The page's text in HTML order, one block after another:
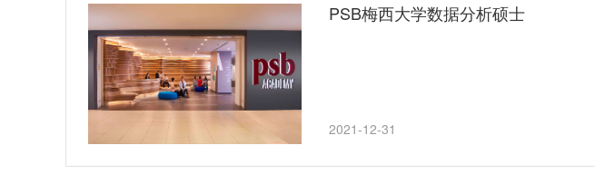
PSB梅西大学数据分析硕士
2021-12-31